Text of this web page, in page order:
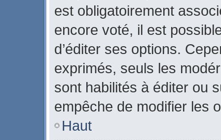
est obligatoirement
encore voté, il est
d’éditer ses options.
exprimés, seuls les
sont habilités à éditer ou
empêche de modifier les
Haut